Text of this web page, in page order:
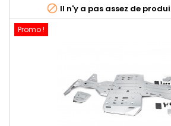
 Il n'y a pas assez de
Promo !